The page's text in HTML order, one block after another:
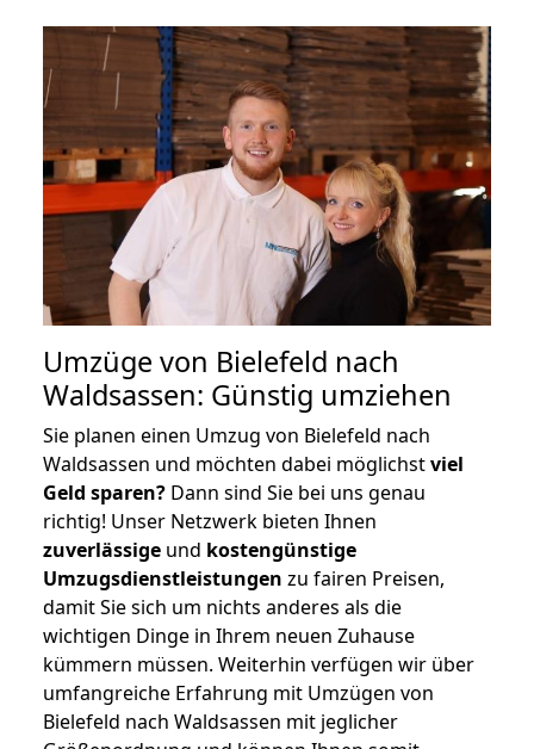
Umzüge von Bielefeld nach
Waldsassen: Günstig umziehen
Sie planen einen Umzug von Bielefeld nach
Waldsassen und möchten dabei möglichstviel
Geld sparen? Dann sind Sie bei uns genau
richtig! Unser Netzwerk bieten Ihnen
zuverlässige und kostengünstige
Umzugsdienstleistungen zu fairen Preisen,
damit Sie sich um nichts anderes als die
wichtigen Dinge in Ihrem neuen Zuhause
kümmern müssen. Weiterhin verfügen wir über
umfangreiche Erfahrung mit Umzügen von
Bielefeld nach Waldsassen mit jeglicher